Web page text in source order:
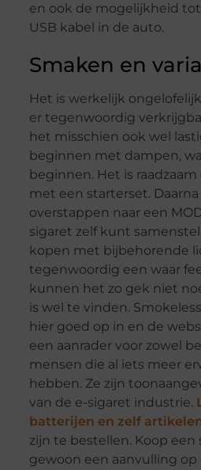
en ook de mogelijkheid
USB kabel in de auto.
Smaken en
Het is werkelijk
er tegenwoordig
het misschien ook wel
beginnen met dampen,
beginnen. Het is
met een starterset.
overstappen naar een
sigaret zelf kunt
kopen met bijbehorende
tegenwoordig een waar
kunnen het zo gek niet
is wel te vinden.
hier goed op in en de
een aanrader voor zowel
mensen die al iets meer
hebben. Ze zijn
van de e-sigaret industrie.
batterijen en zelf
zijn te bestellen. Koop
gewoon een aanvulling